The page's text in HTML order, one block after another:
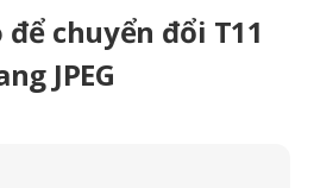
chuyển đổi T11
JPEG